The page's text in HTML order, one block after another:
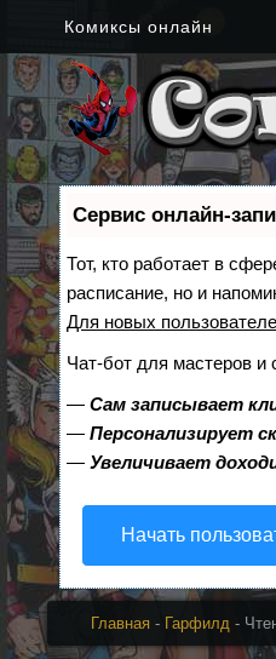
Комиксы онлайн
Сервис онлайн-
Тот, кто работает в
расписание, но и
Для новых
Чат-бот для мастеров и
—Сам записывает
—Персонализирует
—Увеличивает
Начать
Главная - Гарфилд -